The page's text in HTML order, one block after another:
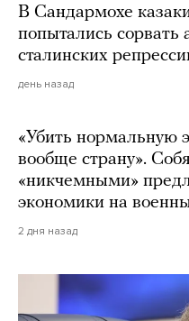
В Сандармохе
попытались
сталинских
день назад
«Убить нормальную
вообще страну».
«никчемными»
экономики на
2 дня назад